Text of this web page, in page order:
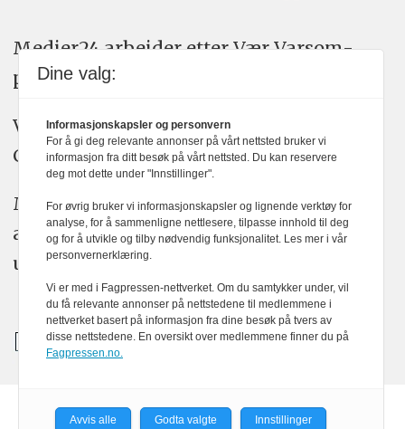
Medier24 arbeider etter Vær Varsom-
plakatens regler for god presseskikk.
Vi bruker KI-verktøy som ChatGPT,
Claude, og Gemini i journalistikken vår.
Medier24s redaksjon har alltid det fulle
ansvar for publisert innhold, med eller
uten bruk av kunstig intelligens.
Dine valg:
Informasjonskapsler og personvern
For å gi deg relevante annonser på vårt nettsted bruker vi
informasjon fra ditt besøk på vårt nettsted. Du kan reservere
deg mot dette under "Innstillinger".
For øvrig bruker vi informasjonskapsler og lignende verktøy for
analyse, for å sammenligne nettlesere, tilpasse innhold til deg
og for å utvikle og tilby nødvendig funksjonalitet. Les mer i vår
personvernerklæring.
Vi er med i Fagpressen-nettverket. Om du samtykker under, vil
du få relevante annonser på nettstedene til medlemmene i
nettverket basert på informasjon fra dine besøk på tvers av
disse nettstedene. En oversikt over medlemmene finner du på
Fagpressen.no.
Avvis alle Godta valgte Innstillinger